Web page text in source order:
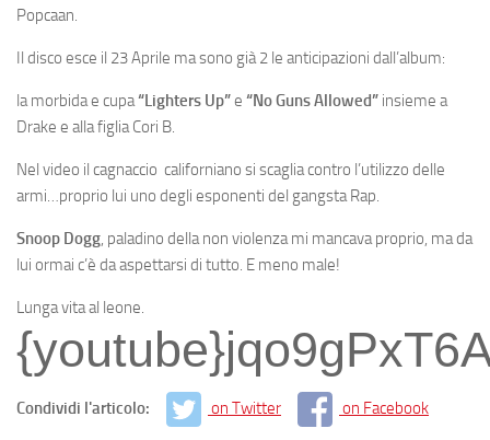
Popcaan.
Il disco esce il 23 Aprile ma sono già 2 le anticipazioni dall’album:
la morbida e cupa“Lighters Up”e “No Guns Allowed” insieme a
Drake e alla figlia Cori B.
Nel video il cagnaccio californiano si scaglia contro l’utilizzo delle
armi…proprio lui uno degli esponenti del gangsta Rap.
Snoop Dogg, paladino della non violenza mi mancava proprio, ma da
lui ormai c’è da aspettarsi di tutto. E meno male!
Lunga vita al leone.
Condividi l'articolo: on Twitter on Facebook